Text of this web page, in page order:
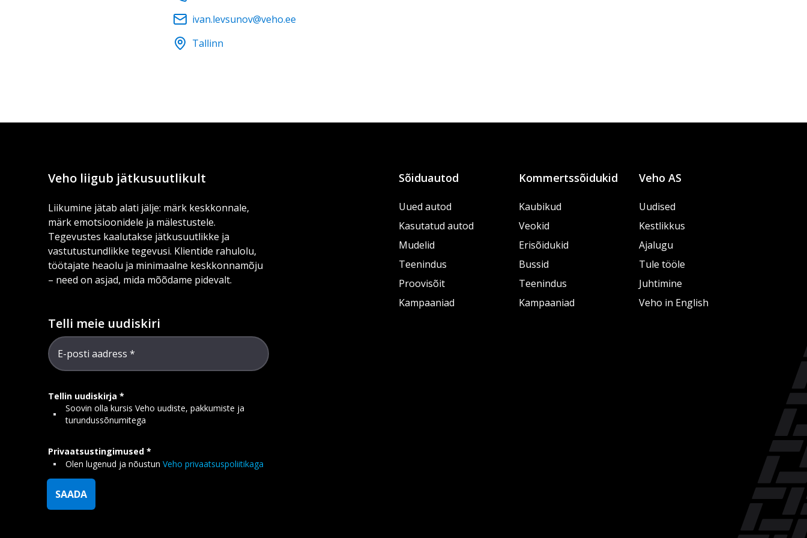
ivan.levsunov@veho.ee
Tallinn
Veho liigub jätkusuutlikult
Liikumine jätab alati jälje: märk keskkonnale,
märk emotsioonidele ja mälestustele.
Tegevustes kaalutakse jätkusuutlikke ja
vastutustundlikke tegevusi. Klientide rahulolu,
töötajate heaolu ja minimaalne keskkonnamõju
– need on asjad, mida mõõdame pidevalt.
Telli meie uudiskiri
E-posti aadress
Tellin uudiskirja
Soovin olla kursis Veho uudiste, pakkumiste ja
turundussõnumitega
Privaatsustingimused
Olen lugenud ja nõustun Veho privaatsuspoliitikaga
SAADA
Sõiduautod
Uued autod
Kasutatud autod
Mudelid
Teenindus
Proovisõit
Kampaaniad
Kommertssõidukid
Kaubikud
Veokid
Erisõidukid
Bussid
Teenindus
Kampaaniad
Veho AS
Uudised
Kestlikkus
Ajalugu
Tule tööle
Juhtimine
Veho in English